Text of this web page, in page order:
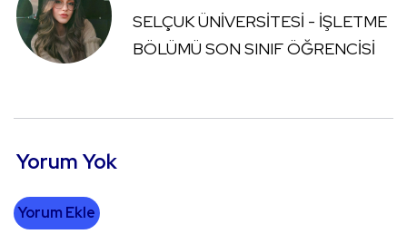
SELÇUK ÜNİVERSİTESİ - İŞLETME
BÖLÜMÜ SON SINIF ÖĞRENCİSİ
Yorum Yok
Yorum Ekle